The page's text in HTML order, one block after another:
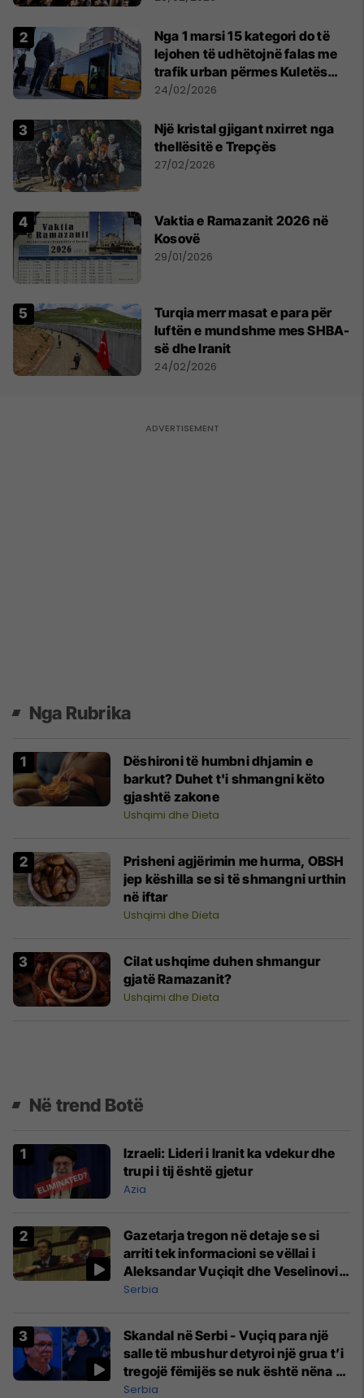
Nga 1 marsi 15 kategori do të
lejohen të udhëtojnë falas me
trafik urban përmes Kuletës
Digjitale
24/02/2026
Një kristal gjigant nxirret nga
thellësitë e Trepçës
27/02/2026
Vaktia e Ramazanit 2026 në
Kosovë
29/01/2026
Turqia merr masat e para për
luftën e mundshme mes SHBA-
së dhe Iranit
24/02/2026
Nga Rubrika
Dëshironi të humbni dhjamin e
barkut? Duhet t'i shmangni këto
gjashtë zakone
Ushqimi dhe Dieta
Prisheni agjërimin me hurma, OBSH
jep këshilla se si të shmangni urthin
në iftar
Ushqimi dhe Dieta
Cilat ushqime duhen shmangur
gjatë Ramazanit?
Ushqimi dhe Dieta
Në trend Botë
Izraeli: Lideri i Iranit ka vdekur dhe
trupi i tij është gjetur
Azia
Gazetarja tregon në detaje se si
arriti tek informacioni se vëllai i
Aleksandar Vuçiqit dhe Veselinoviq
u bënë miliarderë
Serbia
Skandal në Serbi - Vuçiq para një
salle të mbushur detyroi një grua t’i
tregojë fëmijës se nuk është nëna e
tij
Serbia